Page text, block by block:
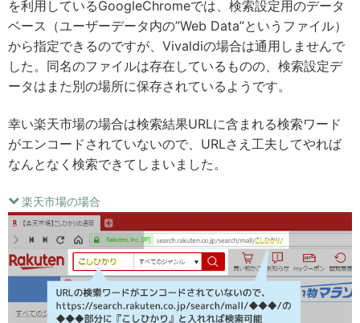
を利用しているGoogleChromeでは、検索設定用のデータ
ベース（ユーザーデータ内の”Web Data”というファイル）
から指定できるのですが、Vivaldiの場合は通用しませんで
した。同名のファイルは存在しているものの、検索設定デ
ータはまた別の場所に保存されているようです。
幸い楽天市場の場合は検索結果URLに含まれる検索ワード
がエンコードされていないので、URLさえ工夫してやれば
なんとなく検索できてしまいました。
楽天市場の場合